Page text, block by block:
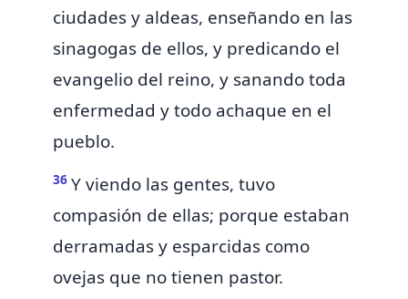
ciudades y aldeas, enseñando en las
sinagogas de ellos, y predicando el
evangelio del reino, y sanando toda
enfermedad y todo achaque en el
pueblo.
36 Y viendo las gentes, tuvo
compasión de ellas; porque estaban
derramadas y esparcidas como
ovejas que no tienen pastor.